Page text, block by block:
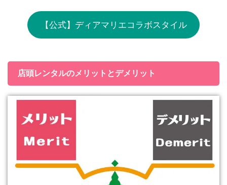
【公式】ディアマリエコラボスタイル
店頭レンタルのメリットとデメリット